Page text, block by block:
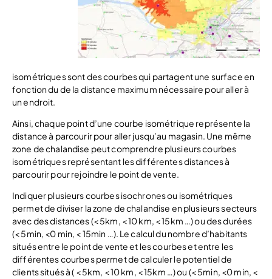
isométriques sont des courbes qui partagent une surface en
fonction du de la distance maximum nécessaire pour aller à
un endroit.
Ainsi, chaque point d’une courbe isométrique représente la
distance à parcourir pour aller jusqu’au magasin. Une même
zone de chalandise peut comprendre plusieurs courbes
isométriques représentant les différentes distances à
parcourir pour rejoindre le point de vente.
Indiquer plusieurs courbes isochrones ou isométriques
permet de diviser la zone de chalandise en plusieurs secteurs
avec des distances (< 5km, < 10 km, < 15km …) ou des durées
(< 5min, <0 min, < 15min …). Le calcul du nombre d’habitants
situés entre le point de vente et les courbes et entre les
différentes courbes permet de calculer le potentiel de
clients situés à ( < 5km, < 10 km, < 15km …) ou (< 5min, <0 min, <